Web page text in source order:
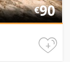
€90
+